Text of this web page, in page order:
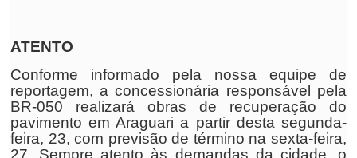
ATENTO
Conforme informado pela nossa equipe de
reportagem, a concessionária responsável pela
BR-050 realizará obras de recuperação do
pavimento em Araguari a partir desta segunda-
feira, 23, com previsão de término na sexta-feira,
27. Sempre atento às demandas da cidade, o